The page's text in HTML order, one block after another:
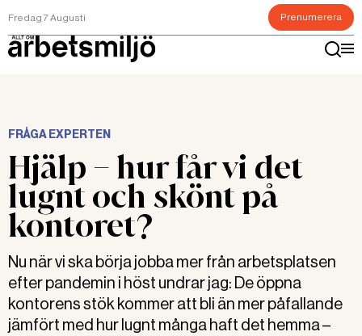
Fredag 7 Augusti Prenumerera
FRÅGA EXPERTEN
Hjälp – hur får vi det
lugnt och skönt på
kontoret?
Nu när vi ska börja jobba mer från arbetsplatsen
efter pandemin i höst undrar jag: De öppna
kontorens stök kommer att bli än mer påfallande
jämfört med hur lugnt många haft det hemma –